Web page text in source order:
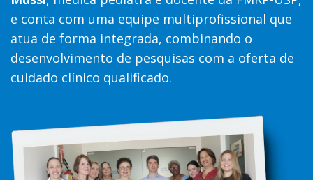
e conta com uma equipe multiprofissional que
atua de forma integrada, combinando o
desenvolvimento de pesquisas com a oferta de
cuidado clínico qualificado.